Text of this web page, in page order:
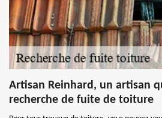
Artisan Reinhard, un artisan
recherche de fuite de toiture